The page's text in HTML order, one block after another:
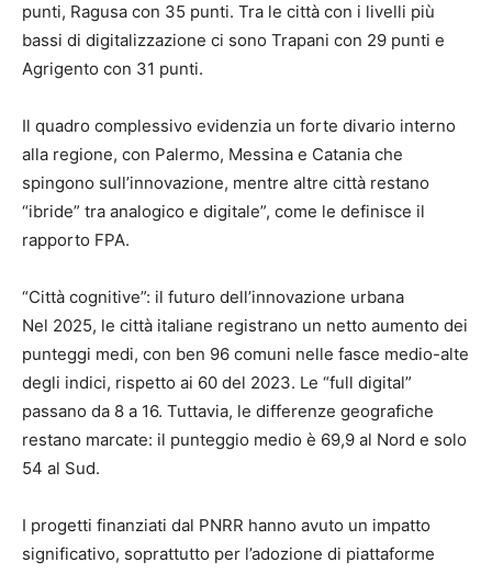
punti, Ragusa con 35 punti. Tra le città con i livelli più
bassi di digitalizzazione ci sono Trapani con 29 punti e
Agrigento con 31 punti.
Il quadro complessivo evidenzia un forte divario interno
alla regione, con Palermo, Messina e Catania che
spingono sull’innovazione, mentre altre città restano
“ibride” tra analogico e digitale”, come le definisce il
rapporto FPA.
“Città cognitive”: il futuro dell’innovazione urbana
Nel 2025, le città italiane registrano un netto aumento dei
punteggi medi, con ben 96 comuni nelle fasce medio-alte
degli indici, rispetto ai 60 del 2023. Le “full digital”
passano da 8 a 16. Tuttavia, le differenze geografiche
restano marcate: il punteggio medio è 69,9 al Nord e solo
54 al Sud.
I progetti finanziati dal PNRR hanno avuto un impatto
significativo, soprattutto per l’adozione di piattaforme